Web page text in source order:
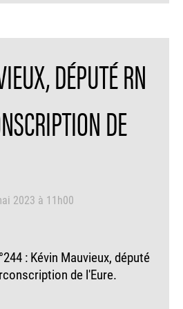
DÉPUTÉ RN
DE
2023 à 11h00
: Kévin Mauvieux, député
de l'Eure.